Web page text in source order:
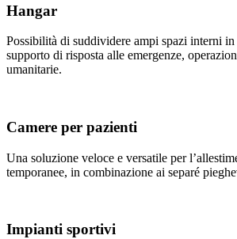
Hangar
Possibilità di suddividere ampi spazi interni
supporto di risposta alle emergenze,
umanitarie.
Camere per pazienti
Una soluzione veloce e versatile per
temporanee, in combinazione ai separé
Impianti sportivi